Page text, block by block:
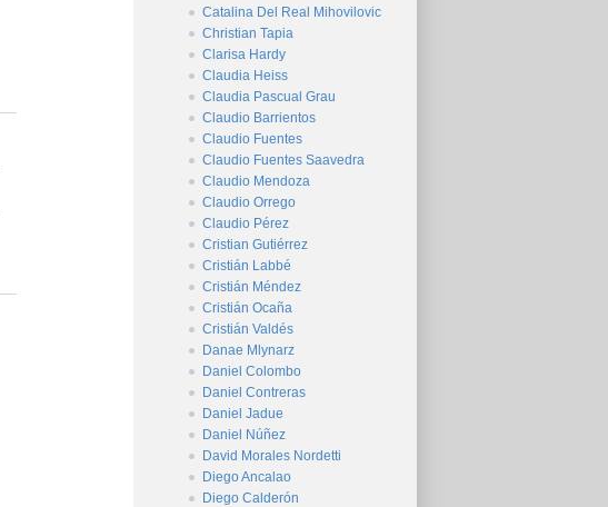
Catalina Del Real Mihovilovic
Christian Tapia
Clarisa Hardy
Claudia Heiss
Claudia Pascual Grau
Claudio Barrientos
Claudio Fuentes
Claudio Fuentes Saavedra
Claudio Mendoza
Claudio Orrego
Claudio Pérez
Cristian Gutiérrez
Cristián Labbé
Cristián Méndez
Cristián Ocaña
Cristián Valdés
Danae Mlynarz
Daniel Colombo
Daniel Contreras
Daniel Jadue
Daniel Núñez
David Morales Nordetti
Diego Ancalao
Diego Calderón